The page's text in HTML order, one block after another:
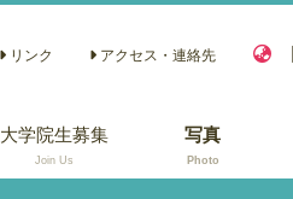
リンク アクセス・連絡先
大学院生募集
Join Us
写真
Photo